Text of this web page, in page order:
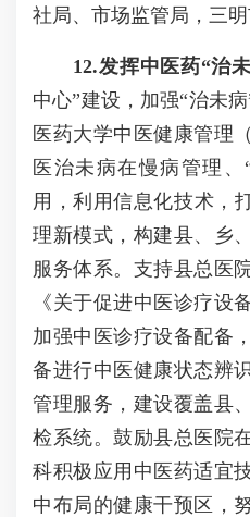
社局、市场监管局，三明
12.发挥中医药“治
中心”建设，加强“治未
医药大学中医健康管理
医治未病在慢病管理
用，利用信息化技术，
理新模式，构建县、乡
服务体系。支持县总医
《关于促进中医诊疗设
加强中医诊疗设备配备
备进行中医健康状态辨
管理服务，建设覆盖县
检系统。鼓励县总医院
科积极应用中医药适宜
中布局的健康干预区，